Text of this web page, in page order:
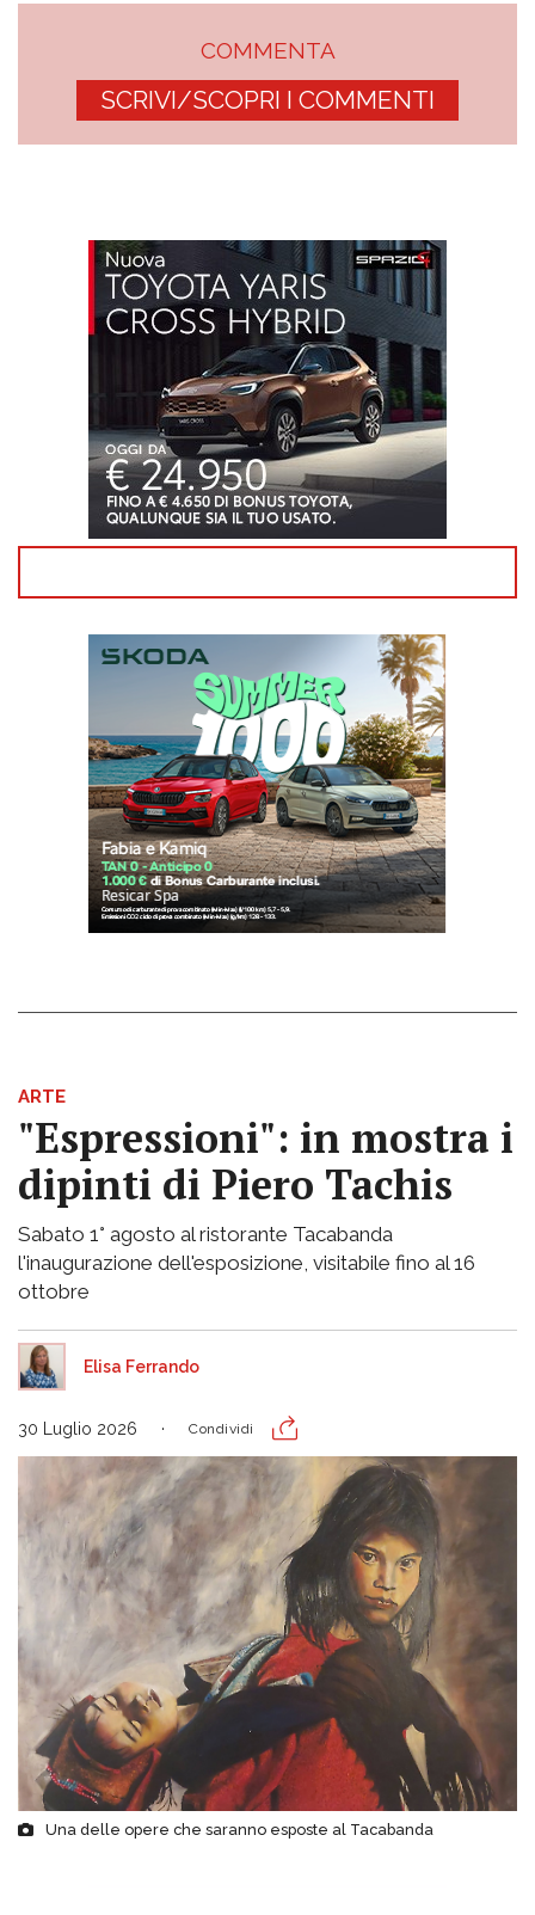
COMMENTA
SCRIVI/SCOPRI I COMMENTI
ARTE
"Espressioni": in mostra i
dipinti di Piero Tachis
Sabato 1° agosto al ristorante Tacabanda
l'inaugurazione dell'esposizione, visitabile fino al 16
ottobre
Elisa Ferrando
30 Luglio 2026 Condividi
Una delle opere che saranno esposte al Tacabanda